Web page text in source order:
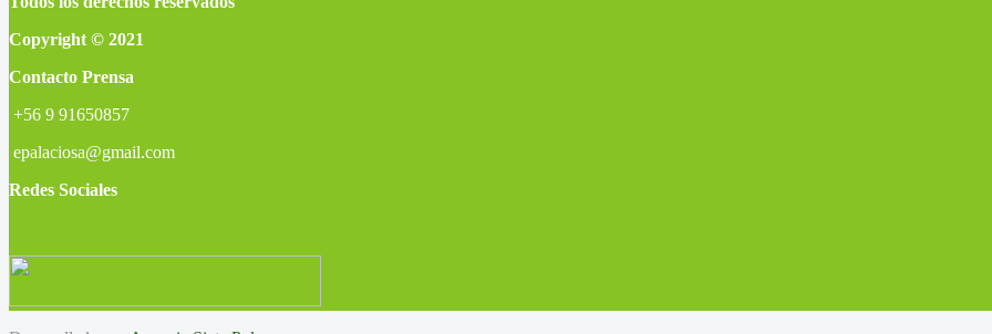
Copyright © 2021
Contacto Prensa
+56 9 91650857
epalaciosa@gmail.com
Redes Sociales